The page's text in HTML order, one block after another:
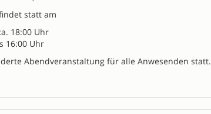
statt am
18:00 Uhr
16:00 Uhr
Abendveranstaltung für alle Anwesenden statt.